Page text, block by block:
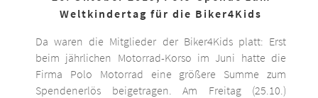
Weltkindertag für die Biker4Kids
Da waren die Mitglieder der Biker4Kids platt: Erst
beim jährlichen Motorrad-Korso im Juni hatte die
Firma Polo Motorrad eine größere Summe zum
Spendenerlös beigetragen. Am Freitag (25.10.)